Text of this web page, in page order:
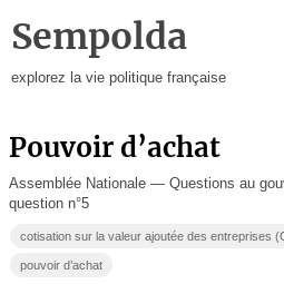
Sempolda
explorez la vie politique française
Pouvoir d’achat
Assemblée Nationale — Questions au
question n°5
cotisation sur la valeur ajoutée des entreprises
pouvoir d’achat